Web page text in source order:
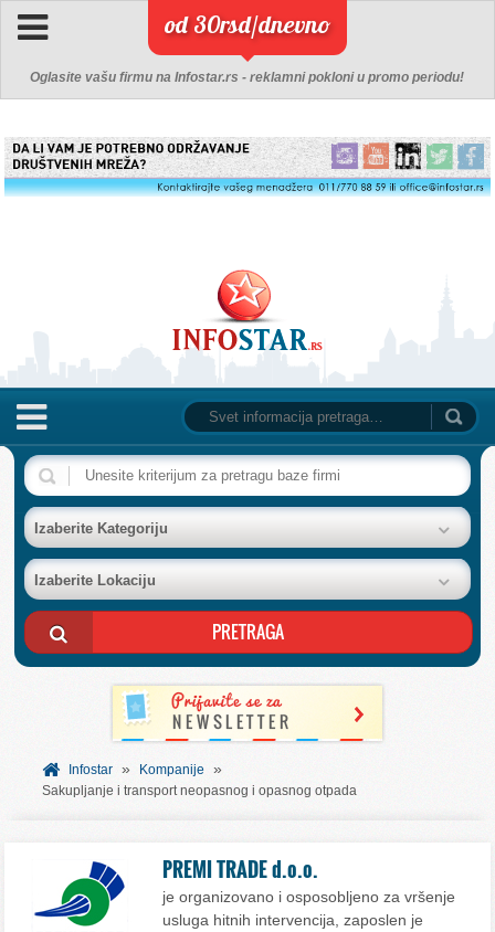
od 30rsd/dnevno
Oglasite vašu firmu na Infostar.rs - reklamni pokloni u promo periodu!
NASLOVNA
BAZA FIRMI
POSLOVNI OGLASI
AKCIJE I KATALOZI
BESPLATNI VAUČERI
SVET INFORMACIJA
Izaberite Kategoriju
Izaberite Lokaciju
Infostar » Kompanije »
Sakupljanje i transport neopasnog i opasnog otpada
PREMI TRADE d.o.o.
je organizovano i osposobljeno za vršenje
usluga hitnih intervencija, zaposlen je